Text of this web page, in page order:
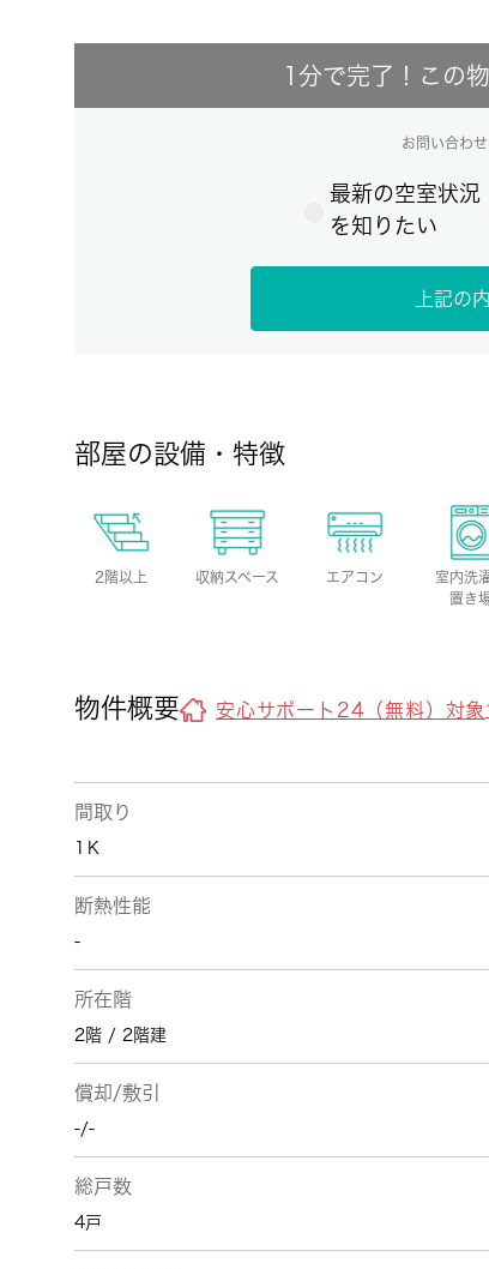
1分で完了！この
お問い合わ
最新の空室状況
を知りたい
上記の
部屋の設備・特徴
2階以上 収納スペース エアコン
室内洗
置き
物件概要 安心サポート24（無料）対象
間取り
1Ｋ
断熱性能
-
所在階
2階 / 2階建
償却/敷引
-/-
総戸数
4戸